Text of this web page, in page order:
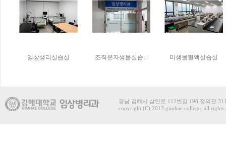
임상생리실습실 조직분자생물실습... 미생물혈액실습실
경남 김해시 삼안로 112번길 198 정의관
copyright (C) 2013 gimhae college. all rights